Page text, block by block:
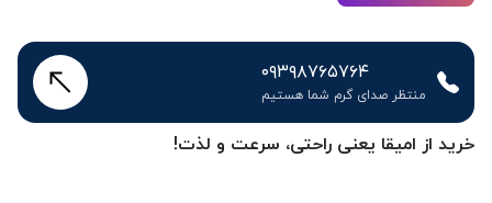
از امیقا یعنی راحتی، سرعت و لذت!
۰۹۳۹۸۷۶۵۷۶۴
منتظر صدای گرم شما هستیم